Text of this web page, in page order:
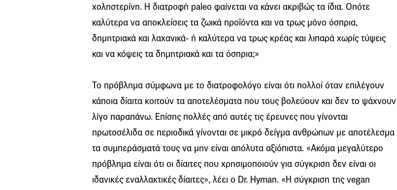
χοληστερίνη. Η διατροφή paleo φαίνεται να κάνει ακριβώς τα ίδια. Οπότε
καλύτερα να αποκλείσεις τα ζωικά προϊόντα και να τρως μόνο όσπρια,
δημητριακά και λαχανικά- ή καλύτερα να τρως κρέας και λιπαρά χωρίς τύψεις
και να κόψεις τα δημητριακά και τα όσπρια;»
Το πρόβλημα σύμφωνα με το διατροφολόγο είναι ότι πολλοί όταν επιλέγουν
κάποια δίαιτα κοιτούν τα αποτελέσματα που τους βολεύουν και δεν το ψάχνουν
λίγο παραπάνω. Επίσης πολλές από αυτές τις έρευνες που γίνονται
πρωτοσέλιδα σε περιοδικά γίνονται σε μικρό δείγμα ανθρώπων με αποτέλεσμα
τα συμπεράσματά τους να μην είναι απόλυτα αξιόπιστα. «Ακόμα μεγαλύτερο
πρόβλημα είναι ότι οι δίαιτες που χρησιμοποιούν για σύγκριση δεν είναι οι
ιδανικές εναλλακτικές δίαιτες», λέει ο Dr. Hyman. «Η σύγκριση της vegan